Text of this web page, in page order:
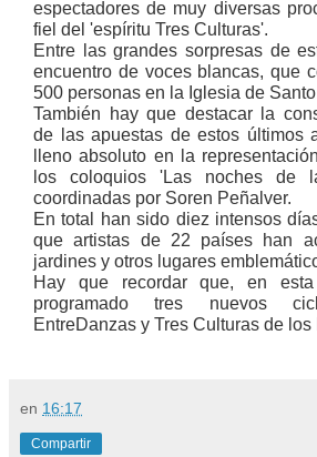
espectadores de muy diversas
fiel del 'espíritu Tres Culturas'.
Entre las grandes sorpresas de
encuentro de voces blancas, que
500 personas en la Iglesia de
También hay que destacar la
de las apuestas de estos últimos
lleno absoluto en la
los coloquios 'Las noches de
coordinadas por Soren Peñalver.
En total han sido diez intensos
que artistas de 22 países han
jardines y otros lugares
Hay que recordar que, en
programado tres nuevos
EntreDanzas y Tres Culturas de los
en 16:17
Compartir